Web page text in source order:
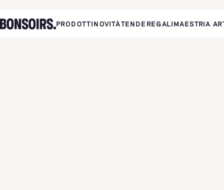
PRODOTTINOVITÀTENDE REGALIMAESTRIA